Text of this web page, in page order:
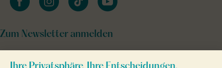
Zum Newsletter anmelden